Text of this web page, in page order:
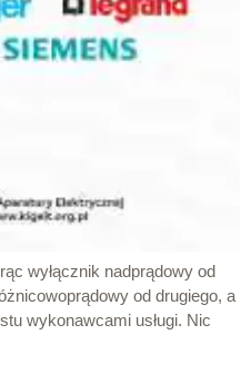
wyłącznik nadprądowy od
od drugiego, a
wykonawcami usługi. Nic